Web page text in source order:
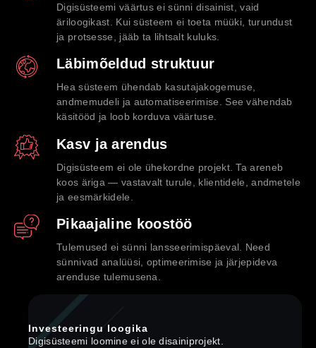
Digisüsteemi väärtus ei sünni disainist, vaid
äriloogikast. Kui süsteem ei toeta müüki, turundust
ja protsesse, jääb ta lihtsalt kuluks.
Läbimõeldud struktuur
Hea süsteem ühendab kasutajakogemuse,
andmemudeli ja automatiseerimise. See vähendab
käsitööd ja loob korduva väärtuse.
Kasv ja arendus
Digisüsteem ei ole ühekordne projekt. Ta areneb
koos äriga — vastavalt turule, klientidele, andmetele
ja eesmärkidele.
Pikaajaline koostöö
Tulemused ei sünni lansseerimispäeval. Need
sünnivad analüüsi, optimeerimise ja järjepideva
arenduse tulemusena.
Investeeringu loogika
Digisüsteemi loomine ei ole disainiprojekt.